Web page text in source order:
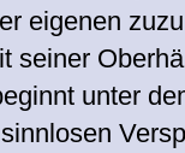
eigenen
seiner
unter